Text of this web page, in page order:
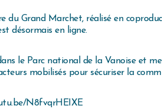
du Grand Marchet, réalisé en
désormais en ligne.
le Parc national de la Vanoise et
mobilisés pour sécuriser la
N8fvqrHEIXE